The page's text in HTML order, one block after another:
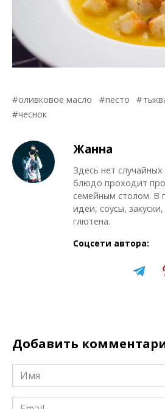
оливковое масло песто
чеснок
Жанна
Здесь нет
блюдо проходит
семейным столом. В
идеи, соусы,
глютена.
Соцсети автора:
Добавить
Имя
*
Email